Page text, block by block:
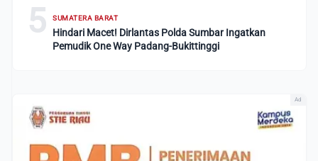
5 SUMATERA BARAT
Hindari Macet! Dirlantas Polda Sumbar Ingatkan
Pemudik One Way Padang-Bukittinggi
Ad